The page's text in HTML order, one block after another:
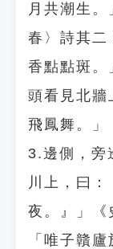
月共潮生
春〉詩其二
香點點斑。
頭看見北牆
飛鳳舞。」
3.邊側，旁
川上，曰
夜。』」《
「唯子贛